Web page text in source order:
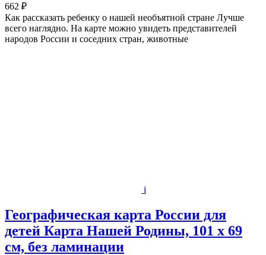
662 ₽
Как рассказать ребенку о нашей необъятной стране Лучше
всего наглядно. На карте можно увидеть представителей
народов России и соседних стран, животные
i
Географическая карта России для
детей Карта Нашей Родины, 101 x 69
см, без ламинации